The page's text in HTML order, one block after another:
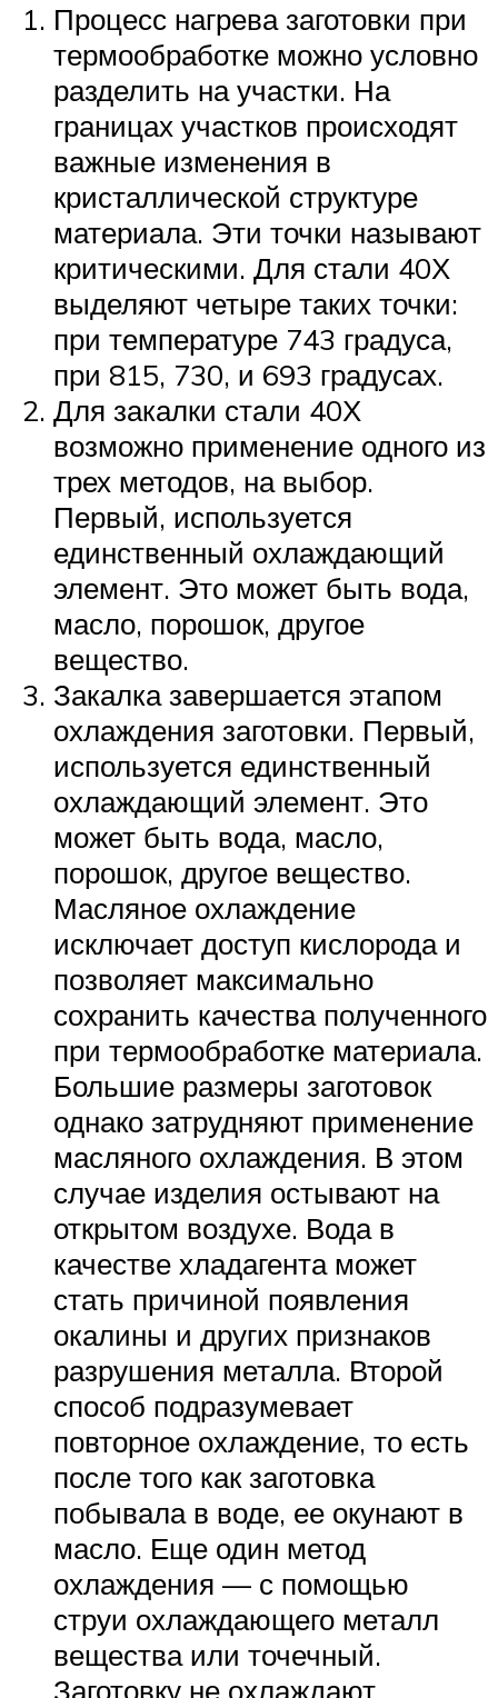
Процесс нагрева заготовки при
термообработке можно условно
разделить на участки. На
границах участков происходят
важные изменения в
кристаллической структуре
материала. Эти точки называют
критическими. Для стали 40Х
выделяют четыре таких точки:
при температуре 743 градуса,
при 815, 730, и 693 градусах.
Для закалки стали 40Х
возможно применение одного из
трех методов, на выбор.
Первый, используется
единственный охлаждающий
элемент. Это может быть вода,
масло, порошок, другое
вещество.
Закалка завершается этапом
охлаждения заготовки. Первый,
используется единственный
охлаждающий элемент. Это
может быть вода, масло,
порошок, другое вещество.
Масляное охлаждение
исключает доступ кислорода и
позволяет максимально
сохранить качества полученного
при термообработке материала.
Большие размеры заготовок
однако затрудняют применение
масляного охлаждения. В этом
случае изделия остывают на
открытом воздухе. Вода в
качестве хладагента может
стать причиной появления
окалины и других признаков
разрушения металла. Второй
способ подразумевает
повторное охлаждение, то есть
после того как заготовка
побывала в воде, ее окунают в
масло. Еще один метод
охлаждения — с помощью
струи охлаждающего металл
вещества или точечный.
Заготовку не охлаждают